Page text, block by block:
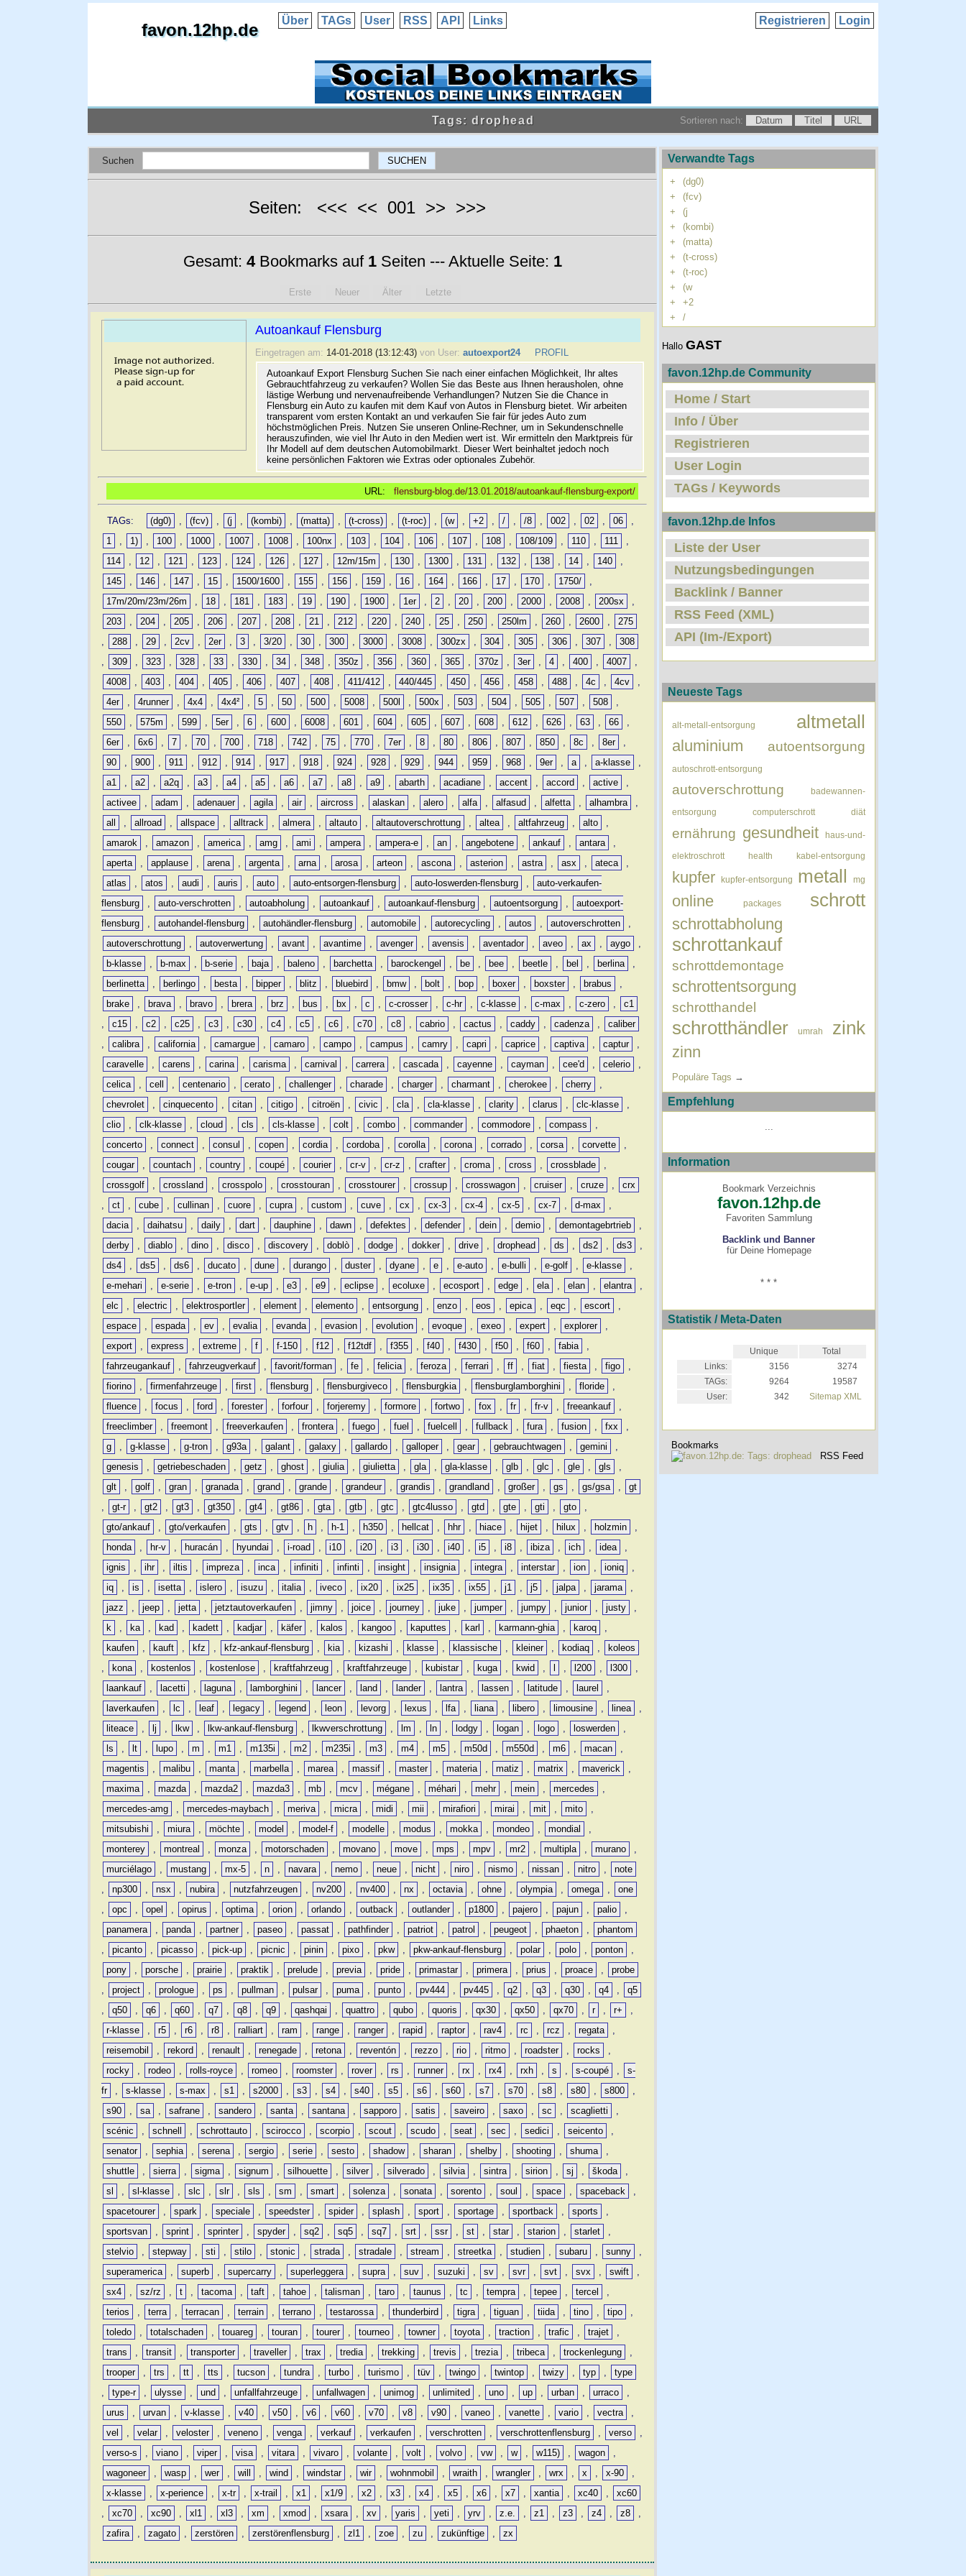
favon.12hp.de Über TAGs User RSS API Links Login
Registrieren
Tags: drophead Sortieren nach: Datum Titel URL
Suchen
Seiten: <<< << 001 >> >>>
Gesamt: 4Bookmarks auf 1Seiten --- Aktuelle Seite: 1
Erste Neuer Älter Letzte
Autoankauf Flensburg
Eingetragen am: 14-01-2018 (13:12:43) von User: autoexport24
PROFIL
Autoankauf Export Flensburg Suchen Sie nach einer einfachen Möglichkeit, Ihr altes
Gebrauchtfahrzeug zu verkaufen? Wollen Sie das Beste aus Ihnen herausholen, ohne
lästige Werbung und nervenaufreibende Verhandlungen? Nutzen Sie die Chance in
Flensburg ein Auto zu kaufen mit dem Kauf von Autos in Flensburg bietet. Wir arbeiten
transparent vom ersten Kontakt an und verkaufen Sie fair für jedes Auto zum
höchstmöglichen Preis. Nutzen Sie unseren Online-Rechner, um in Sekundenschnelle
herauszufinden, wie viel Ihr Auto in den Medien wert ist. Wir ermitteln den Marktpreis für
Ihr Modell auf dem deutschen Automobilmarkt. Dieser Wert beinhaltet jedoch noch
keine persönlichen Faktoren wie Extras oder optionales Zubehör.
URL: flensburg-blog.de/13.01.2018/autoankauf-flensburg-export/
TAGs: (dg0) , (fcv) , (j , (kombi) , (matta) , (t-cross) , (t-roc) , (w , +2 , / , /8 , 002 , 02 , 06
,
1
, 1) , 100 , 1000 , 1007 , 1008 , 100nx , 103 , 104 , 106 , 107 , 108 , 108/109 , 110 , 111
,
114
, 12 , 121 , 123 , 124 , 126 , 127 , 12m/15m , 130 , 1300 , 131 , 132 , 138 , 14 , 140
,
145
, 146 , 147 , 15 , 1500/1600 , 155 , 156 , 159 , 16 , 164 , 166 , 17 , 170 , 1750/
,
17m/20m/23m/26m
, 18 , 181 , 183 , 19 , 190 , 1900 , 1er , 2 , 20 , 200 , 2000 , 2008 , 200sx
,
203
, 204 , 205 , 206 , 207 , 208 , 21 , 212 , 220 , 240 , 25 , 250 , 250lm , 260 , 2600 ,
275
,
288 , 29 , 2cv , 2er , 3 , 3/20 , 30 , 300 , 3000 , 3008 , 300zx , 304 , 305 , 306 , 307 ,
308
,
309 , 323 , 328 , 33 , 330 , 34 , 348 , 350z , 356 , 360 , 365 , 370z , 3er , 4 , 400 , 4007
,
4008
, 403 , 404 , 405 , 406 , 407 , 408 , 411/412 , 440/445 , 450 , 456 , 458 , 488 , 4c , 4cv
,
4er
, 4runner , 4x4 , 4x4² , 5 , 50 , 500 , 5008 , 500l , 500x , 503 , 504 , 505 , 507 , 508
,
550
, 575m , 599 , 5er , 6 , 600 , 6008 , 601 , 604 , 605 , 607 , 608 , 612 , 626 , 63 , 66
,
6er
, 6x6 , 7 , 70 , 700 , 718 , 742 , 75 , 770 , 7er , 8 , 80 , 806 , 807 , 850 , 8c , 8er
,
90
, 900 , 911 , 912 , 914 , 917 , 918 , 924 , 928 , 929 , 944 , 959 , 968 , 9er , a , a-klasse
,
a1
, a2 , a2q , a3 , a4 , a5 , a6 , a7 , a8 , a9 , abarth , acadiane , accent , accord , active
,
activee
, adam , adenauer , agila , air , aircross , alaskan , alero , alfa , alfasud , alfetta , alhambra
,
all
, allroad , allspace , alltrack , almera , altauto , altautoverschrottung , altea , altfahrzeug , alto
,
amarok
, amazon , america , amg , ami , ampera , ampera-e , an , angebotene , ankauf , antara
,
aperta
, applause , arena , argenta , arna , arosa , arteon , ascona , asterion , astra , asx , ateca
,
atlas
, atos , audi , auris , auto , auto-entsorgen-flensburg , auto-loswerden-flensburg ,
auto-verkaufen-
flensburg
, auto-verschrotten , autoabholung , autoankauf , autoankauf-flensburg , autoentsorgung ,
autoexport-
flensburg
, autohandel-flensburg , autohändler-flensburg , automobile , autorecycling , autos , autoverschrotten
,
autoverschrottung
, autoverwertung , avant , avantime , avenger , avensis , aventador , aveo , ax , aygo
,
b-klasse
, b-max , b-serie , baja , baleno , barchetta , barockengel , be , bee , beetle , bel , berlina
,
berlinetta
, berlingo , besta , bipper , blitz , bluebird , bmw , bolt , bop , boxer , boxster , brabus
,
brake
, brava , bravo , brera , brz , bus , bx , c , c-crosser , c-hr , c-klasse , c-max , c-zero ,
c1
,
c15 , c2 , c25 , c3 , c30 , c4 , c5 , c6 , c70 , c8 , cabrio , cactus , caddy , cadenza ,
caliber
,
calibra , california , camargue , camaro , campo , campus , camry , capri , caprice , captiva , captur
,
caravelle
, carens , carina , carisma , carnival , carrera , cascada , cayenne , cayman , cee'd , celerio
,
celica
, cell , centenario , cerato , challenger , charade , charger , charmant , cherokee , cherry
,
chevrolet
, cinquecento , citan , citigo , citroën , civic , cla , cla-klasse , clarity , clarus , clc-klasse
,
clio
, clk-klasse , cloud , cls , cls-klasse , colt , combo , commander , commodore , compass
,
concerto
, connect , consul , copen , cordia , cordoba , corolla , corona , corrado , corsa , corvette
,
cougar
, countach , country , coupé , courier , cr-v , cr-z , crafter , croma , cross , crossblade
,
crossgolf
, crossland , crosspolo , crosstouran , crosstourer , crossup , crosswagon , cruiser , cruze ,
crx
,
ct , cube , cullinan , cuore , cupra , custom , cuve , cx , cx-3 , cx-4 , cx-5 , cx-7 , d-max
,
dacia
, daihatsu , daily , dart , dauphine , dawn , defektes , defender , dein , demio , demontagebrtrieb
,
derby
, diablo , dino , disco , discovery , doblò , dodge , dokker , drive , drophead , ds , ds2 , ds3
,
ds4
, ds5 , ds6 , ducato , dune , durango , duster , dyane , e , e-auto , e-bulli , e-golf , e-klasse
,
e-mehari
, e-serie , e-tron , e-up , e3 , e9 , eclipse , ecoluxe , ecosport , edge , ela , elan , elantra
,
elc
, electric , elektrosportler , element , elemento , entsorgung , enzo , eos , epica , eqc , escort
,
espace
, espada , ev , evalia , evanda , evasion , evolution , evoque , exeo , expert , explorer
,
export
, express , extreme , f , f-150 , f12 , f12tdf , f355 , f40 , f430 , f50 , f60 , fabia
,
fahrzeugankauf
, fahrzeugverkauf , favorit/forman , fe , felicia , feroza , ferrari , ff , fiat , fiesta , figo
,
fiorino
, firmenfahrzeuge , first , flensburg , flensburgiveco , flensburgkia , flensburglamborghini , floride
,
fluence
, focus , ford , forester , forfour , forjeremy , formore , fortwo , fox , fr , fr-v , freeankauf
,
freeclimber
, freemont , freeverkaufen , frontera , fuego , fuel , fuelcell , fullback , fura , fusion , fxx
,
g
, g-klasse , g-tron , g93a , galant , galaxy , gallardo , galloper , gear , gebrauchtwagen , gemini
,
genesis
, getriebeschaden , getz , ghost , giulia , giulietta , gla , gla-klasse , glb , glc , gle , gls
,
glt
, golf , gran , granada , grand , grande , grandeur , grandis , grandland , großer , gs , gs/gsa ,
gt
,
gt-r , gt2 , gt3 , gt350 , gt4 , gt86 , gta , gtb , gtc , gtc4lusso , gtd , gte , gti , gto
,
gto/ankauf
, gto/verkaufen , gts , gtv , h , h-1 , h350 , hellcat , hhr , hiace , hijet , hilux , holzmin
,
honda
, hr-v , huracán , hyundai , i-road , i10 , i20 , i3 , i30 , i40 , i5 , i8 , ibiza , ich , idea
,
ignis
, ihr , iltis , impreza , inca , infiniti , infinti , insight , insignia , integra , interstar , ion , ioniq
,
iq
, is , isetta , islero , isuzu , italia , iveco , ix20 , ix25 , ix35 , ix55 , j1 , j5 , jalpa , jarama
,
jazz
, jeep , jetta , jetztautoverkaufen , jimny , joice , journey , juke , jumper , jumpy , junior , justy
,
k
, ka , kad , kadett , kadjar , käfer , kalos , kangoo , kaputtes , karl , karmann-ghia , karoq
,
kaufen
, kauft , kfz , kfz-ankauf-flensburg , kia , kizashi , klasse , klassische , kleiner , kodiaq ,
koleos
,
kona , kostenlos , kostenlose , kraftfahrzeug , kraftfahrzeuge , kubistar , kuga , kwid , , l200 , l300
,
laankauf
, lacetti , laguna , lamborghini , lancer , land , lander , lantra , lassen , latitude , laurel
,
laverkaufen
, lc , leaf , legacy , legend , leon , levorg , lexus , lfa , liana , libero , limousine , linea
,
liteace
, lj , lkw , lkw-ankauf-flensburg , lkwverschrottung , lm , ln , lodgy , logan , logo , loswerden
,
ls
, lt , lupo , m , m1 , m135i , m2 , m235i , m3 , m4 , m5 , m50d , m550d , m6 , macan
,
magentis
, malibu , manta , marbella , marea , massif , master , materia , matiz , matrix , maverick
,
maxima
, mazda , mazda2 , mazda3 , mb , mcv , mégane , méhari , mehr , mein , mercedes
,
mercedes-amg
, mercedes-maybach , meriva , micra , midi , mii , mirafiori , mirai , mit , mito
,
mitsubishi
, miura , möchte , model , model-f , modelle , modus , mokka , mondeo , mondial
,
monterey
, montreal , monza , motorschaden , movano , move , mps , mpv , mr2 , multipla , murano
,
murciélago
, mustang , mx-5 , n , navara , nemo , neue , nicht , niro , nismo , nissan , nitro ,
note
,
np300 , nsx , nubira , nutzfahrzeugen , nv200 , nv400 , nx , octavia , ohne , olympia , omega ,
one
,
opc , opel , opirus , optima , orion , orlando , outback , outlander , p1800 , pajero , pajun , palio
,
panamera
, panda , partner , paseo , passat , pathfinder , patriot , patrol , peugeot , phaeton ,
phantom
,
picanto , picasso , pick-up , picnic , pinin , pixo , pkw , pkw-ankauf-flensburg , polar , polo , ponton
,
pony
, porsche , prairie , praktik , prelude , previa , pride , primastar , primera , prius , proace ,
probe
,
project , prologue , ps , pullman , pulsar , puma , punto , pv444 , pv445 , q2 , q3 , q30 , q4 ,
q5
,
q50 , q6 , q60 , q7 , q8 , q9 , qashqai , quattro , qubo , quoris , qx30 , qx50 , qx70 , r , r+
,
r-klasse
, r5 , r6 , r8 , ralliart , ram , range , ranger , rapid , raptor , rav4 , rc , rcz , regata
,
reisemobil
, rekord , renault , renegade , retona , reventón , rezzo , rio , ritmo , roadster , rocks
,
rocky
, rodeo , rolls-royce , romeo , roomster , rover , rs , runner , rx , rx4 , rxh , s , s-coupé ,
s-
fr
, s-klasse , s-max , s1 , s2000 , s3 , s4 , s40 , s5 , s6 , s60 , s7 , s70 , s8 , s80 , s800
,
s90
, sa , safrane , sandero , santa , santana , sapporo , satis , saveiro , saxo , sc , scaglietti
,
scénic
, schnell , schrottauto , scirocco , scorpio , scout , scudo , seat , sec , sedici , seicento
,
senator
, sephia , serena , sergio , serie , sesto , shadow , sharan , shelby , shooting , shuma
,
shuttle
, sierra , sigma , signum , silhouette , silver , silverado , silvia , sintra , sirion , sj , škoda
,
sl
, sl-klasse , slc , slr , sls , sm , smart , solenza , sonata , sorento , soul , space , spaceback
,
spacetourer
, spark , speciale , speedster , spider , splash , sport , sportage , sportback , sports
,
sportsvan
, sprint , sprinter , spyder , sq2 , sq5 , sq7 , srt , ssr , st , star , starion , starlet
,
stelvio
, stepway , sti , stilo , stonic , strada , stradale , stream , streetka , studien , subaru , sunny
,
superamerica
, superb , supercarry , superleggera , supra , suv , suzuki , sv , svr , svt , svx , swift
,
sx4
, sz/rz , t , tacoma , taft , tahoe , talisman , taro , taunus , tc , tempra , tepee , tercel
,
terios
, terra , terracan , terrain , terrano , testarossa , thunderbird , tigra , tiguan , tiida , tino , tipo
,
toledo
, totalschaden , touareg , touran , tourer , tourneo , towner , toyota , traction , trafic , trajet
,
trans
, transit , transporter , traveller , trax , tredia , trekking , trevis , trezia , tribeca , trockenlegung
,
trooper
, trs , tt , tts , tucson , tundra , turbo , turismo , tüv , twingo , twintop , twizy , typ ,
type
,
type-r , ulysse , und , unfallfahrzeuge , unfallwagen , unimog , unlimited , uno , up , urban , urraco
,
urus
, urvan , v-klasse , v40 , v50 , v6 , v60 , v70 , v8 , v90 , vaneo , vanette , vario , vectra
,
vel
, velar , veloster , veneno , venga , verkauf , verkaufen , verschrotten , verschrottenflensburg , verso
,
verso-s
, viano , viper , visa , vitara , vivaro , volante , volt , volvo , vw , w , w115) , wagon
,
wagoneer
, wasp , wer , will , wind , windstar , wir , wohnmobil , wraith , wrangler , wrx , x , x-90
,
x-klasse
, x-perience , x-tr , x-trail , x1 , x1/9 , x2 , x3 , x4 , x5 , x6 , x7 , xantia , xc40 ,
xc60
,
xc70 , xc90 , xl1 , xl3 , xm , xmod , xsara , xv , yaris , yeti , yrv , z.e. , z1 , z3 , z4 , z8
,
zafira
, zagato , zerstören , zerstörenflensburg , zl1 , zoe , zu , zukünftige , zx
Verwandte Tags
+
(dg0)
+
(fcv)
+
(j
+
(kombi)
+
(matta)
+
(t-cross)
+
(t-roc)
+
(w
+
+2
+
/
Hallo GAST
favon.12hp.de Community
Home / Start
Info / Über
Registrieren
User Login
TAGs / Keywords
favon.12hp.de Infos
Liste der User
Nutzungsbedingungen
Backlink / Banner
RSS Feed (XML)
API (Im-/Export)
Neueste Tags
alt-metall-entsorgung altmetall
aluminium autoentsorgung
autoschrott-entsorgung
autoverschrottung badewannen-
entsorgung computerschrott diät
ernährung gesundheit haus-und-
elektroschrott health kabel-entsorgung
kupfer kupfer-entsorgung metall mg
online packages schrott
schrottabholung
schrottankauf
schrottdemontage
schrottentsorgung
schrotthandel
schrotthändler umrah zink
zinn
Populäre Tags →
Empfehlung
Information
Bookmark Verzeichnis
favon.12hp.de
Favoriten Sammlung
Backlink und Banner
für Deine Homepage
* * *
Statistik / Meta-Daten
Unique
Total
Links:
3156
3274
TAGs:
9264
19587
User:
342 Sitemap XML
Bookmarks
RSS Feed